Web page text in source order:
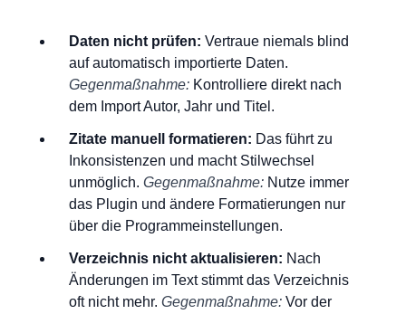
Daten nicht prüfen: Vertraue niemals blind
auf automatisch importierte Daten.
Gegenmaßnahme: Kontrolliere direkt nach
dem Import Autor, Jahr und Titel.
Zitate manuell formatieren: Das führt zu
Inkonsistenzen und macht Stilwechsel
unmöglich. Gegenmaßnahme: Nutze immer
das Plugin und ändere Formatierungen nur
über die Programmeinstellungen.
Verzeichnis nicht aktualisieren: Nach
Änderungen im Text stimmt das Verzeichnis
oft nicht mehr. Gegenmaßnahme: Vor der